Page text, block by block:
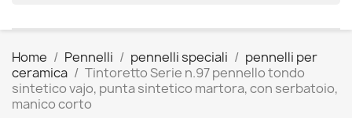
Home Pennelli pennelli speciali
pennelli per
ceramica
Tintoretto Serie n.97 pennello tondo
sintetico vajo, punta sintetico martora, con serbatoio,
manico corto